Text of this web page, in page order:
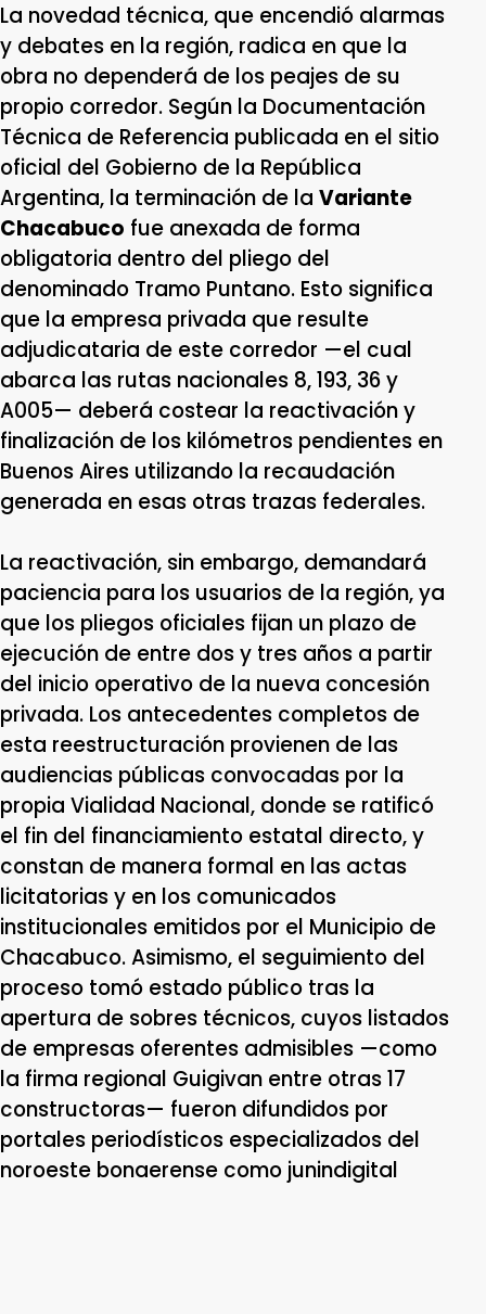
La novedad técnica, que encendió alarmas
y debates en la región, radica en que la
obra no dependerá de los peajes de su
propio corredor. Según la Documentación
Técnica de Referencia publicada en el sitio
oficial del Gobierno de la República
Argentina, la terminación de la Variante
Chacabuco fue anexada de forma
obligatoria dentro del pliego del
denominado Tramo Puntano. Esto significa
que la empresa privada que resulte
adjudicataria de este corredor —el cual
abarca las rutas nacionales 8, 193, 36 y
A005— deberá costear la reactivación y
finalización de los kilómetros pendientes en
Buenos Aires utilizando la recaudación
generada en esas otras trazas federales.
La reactivación, sin embargo, demandará
paciencia para los usuarios de la región, ya
que los pliegos oficiales fijan un plazo de
ejecución de entre dos y tres años a partir
del inicio operativo de la nueva concesión
privada. Los antecedentes completos de
esta reestructuración provienen de las
audiencias públicas convocadas por la
propia Vialidad Nacional, donde se ratificó
el fin del financiamiento estatal directo, y
constan de manera formal en las actas
licitatorias y en los comunicados
institucionales emitidos por el Municipio de
Chacabuco. Asimismo, el seguimiento del
proceso tomó estado público tras la
apertura de sobres técnicos, cuyos listados
de empresas oferentes admisibles —como
la firma regional Guigivan entre otras 17
constructoras— fueron difundidos por
portales periodísticos especializados del
noroeste bonaerense como junindigital